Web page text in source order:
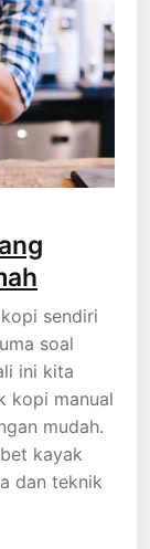
sendiri
soal
ini kita
kopi manual
mudah.
kayak
dan teknik